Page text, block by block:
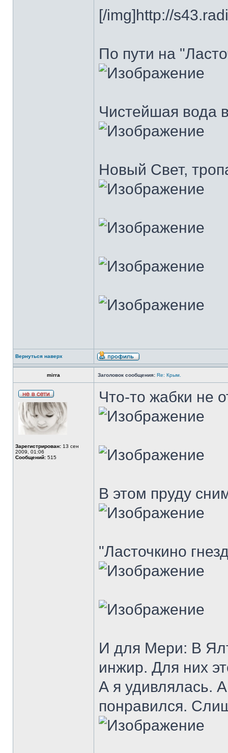
[/img]http://
По пути на
Чистейшая вода
Новый Свет,
Вернуться наверх
mirra Заголовок сообщения: Re: Крым.
Зарегистрирован: 13 сен
2009, 01:06
Сообщений: 515
Что-то жабки не
В этом пруду
"Ласточкино
И для Мери: В
инжир. Для них
А я удивлялась.
понравился.